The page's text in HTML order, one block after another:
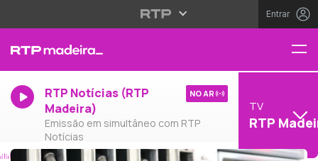
Entrar
RTP Notícias (RTP
Madeira)
Emissão em simultâneo com RTP
Notícias
NO AR
TV
RTP